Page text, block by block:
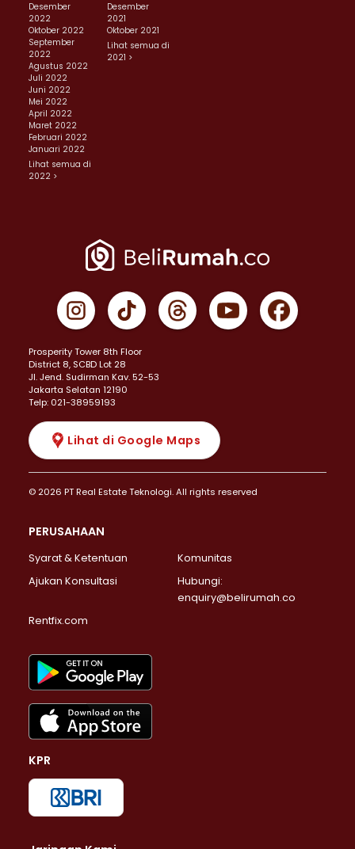
Desember
2022
Oktober 2022
September
2022
Agustus 2022
Juli 2022
Juni 2022
Mei 2022
April 2022
Maret 2022
Februari 2022
Januari 2022
Lihat semua di
2022 >
Desember
2021
Oktober 2021
Lihat semua di
2021 >
Prosperity Tower 8th Floor
District 8, SCBD Lot 28
JI. Jend. Sudirman Kav. 52-53
Jakarta Selatan 12190
Telp: 021-38959193
Lihat di Google Maps
© 2026 PT Real Estate Teknologi. All rights reserved
PERUSAHAAN
Syarat & Ketentuan
Komunitas
Ajukan Konsultasi
Hubungi:
enquiry@belirumah.co
Rentfix.com
KPR